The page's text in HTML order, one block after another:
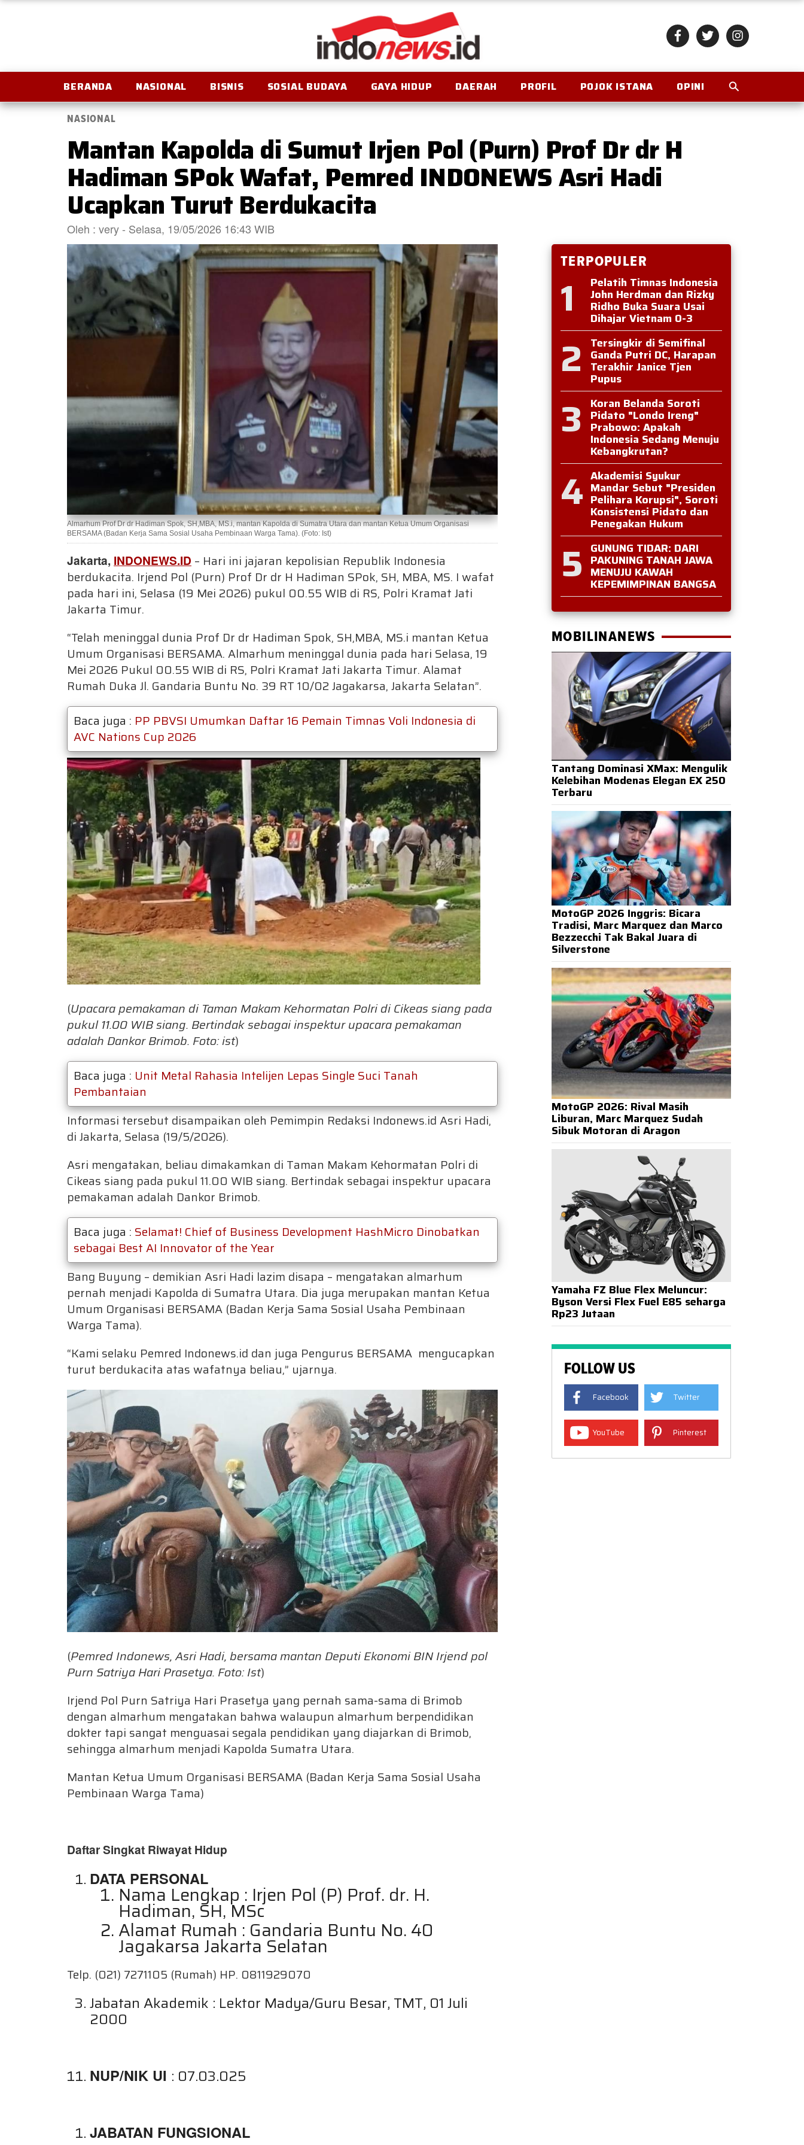
BERANDA NASIONAL BISNIS SOSIAL BUDAYA GAYA HIDUP DAERAH PROFIL POJOK ISTANA OPINI
NASIONAL
Mantan Kapolda di Sumut Irjen Pol (Purn) Prof Dr dr H
Hadiman SPok Wafat, Pemred INDONEWS Asri Hadi
Ucapkan Turut Berdukacita
Oleh : very - Selasa, 19/05/2026 16:43 WIB
Almarhum Prof Dr dr Hadiman Spok, SH,MBA, MS.i, mantan Kapolda di Sumatra Utara dan mantan Ketua Umum Organisasi
BERSAMA (Badan Kerja Sama Sosial Usaha Pembinaan Warga Tama). (Foto: Ist)
Jakarta, INDONEWS.ID – Hari ini jajaran kepolisian Republik Indonesia
berdukacita. Irjend Pol (Purn) Prof Dr dr H Hadiman SPok, SH, MBA, MS. I wafat
pada hari ini, Selasa (19 Mei 2026) pukul 00.55 WIB di RS, Polri Kramat Jati
Jakarta Timur.
“Telah meninggal dunia Prof Dr dr Hadiman Spok, SH,MBA, MS.i mantan Ketua
Umum Organisasi BERSAMA. Almarhum meninggal dunia pada hari Selasa, 19
Mei 2026 Pukul 00.55 WIB di RS, Polri Kramat Jati Jakarta Timur. Alamat
Rumah Duka Jl. Gandaria Buntu No. 39 RT 10/02 Jagakarsa, Jakarta Selatan”.
Baca juga : PP PBVSI Umumkan Daftar 16 Pemain Timnas Voli Indonesia di
AVC Nations Cup 2026
(Upacara pemakaman di Taman Makam Kehormatan Polri di Cikeas siang pada
pukul 11.00 WIB siang. Bertindak sebagai inspektur upacara pemakaman
adalah Dankor Brimob. Foto: ist)
Baca juga : Unit Metal Rahasia Intelijen Lepas Single Suci Tanah
Pembantaian
Informasi tersebut disampaikan oleh Pemimpin Redaksi Indonews.id Asri Hadi,
di Jakarta, Selasa (19/5/2026).
Asri mengatakan, beliau dimakamkan di Taman Makam Kehormatan Polri di
Cikeas siang pada pukul 11.00 WIB siang. Bertindak sebagai inspektur upacara
pemakaman adalah Dankor Brimob.
Baca juga : Selamat! Chief of Business Development HashMicro Dinobatkan
sebagai Best AI Innovator of the Year
Bang Buyung – demikian Asri Hadi lazim disapa – mengatakan almarhum
pernah menjadi Kapolda di Sumatra Utara. Dia juga merupakan mantan Ketua
Umum Organisasi BERSAMA (Badan Kerja Sama Sosial Usaha Pembinaan
Warga Tama).
“Kami selaku Pemred Indonews.id dan juga Pengurus BERSAMA mengucapkan
turut berdukacita atas wafatnya beliau,” ujarnya.
(Pemred Indonews, Asri Hadi, bersama mantan Deputi Ekonomi BIN Irjend pol
Purn Satriya Hari Prasetya. Foto: Ist)
Irjend Pol Purn Satriya Hari Prasetya yang pernah sama-sama di Brimob
dengan almarhum mengatakan bahwa walaupun almarhum berpendidikan
dokter tapi sangat menguasai segala pendidikan yang diajarkan di Brimob,
sehingga almarhum menjadi Kapolda Sumatra Utara.
Mantan Ketua Umum Organisasi BERSAMA (Badan Kerja Sama Sosial Usaha
Pembinaan Warga Tama)
Daftar Singkat Riwayat Hidup
DATA PERSONAL
Nama Lengkap : Irjen Pol (P) Prof. dr. H.
Hadiman, SH, MSc
Alamat Rumah : Gandaria Buntu No. 40
Jagakarsa Jakarta Selatan
Telp. (021) 7271105 (Rumah) HP. 0811929070
Jabatan Akademik : Lektor Madya/Guru Besar, TMT, 01 Juli
2000
NUP/NIK UI : 07.03.025
JABATAN FUNGSIONAL
TERPOPULER
1 Pelatih Timnas Indonesia
John Herdman dan Rizky
Ridho Buka Suara Usai
Dihajar Vietnam 0-3
2 Tersingkir di Semifinal
Ganda Putri DC, Harapan
Terakhir Janice Tjen
Pupus
3 Koran Belanda Soroti
Pidato "Londo Ireng"
Prabowo: Apakah
Indonesia Sedang Menuju
Kebangkrutan?
4 Akademisi Syukur
Mandar Sebut "Presiden
Pelihara Korupsi", Soroti
Konsistensi Pidato dan
Penegakan Hukum
5 GUNUNG TIDAR: DARI
PAKUNING TANAH JAWA
MENUJU KAWAH
KEPEMIMPINAN BANGSA
MOBILINANEWS
Tantang Dominasi XMax: Mengulik
Kelebihan Modenas Elegan EX 250
Terbaru
MotoGP 2026 Inggris: Bicara
Tradisi, Marc Marquez dan Marco
Bezzecchi Tak Bakal Juara di
Silverstone
MotoGP 2026: Rival Masih
Liburan, Marc Marquez Sudah
Sibuk Motoran di Aragon
Yamaha FZ Blue Flex Meluncur:
Byson Versi Flex Fuel E85 seharga
Rp23 Jutaan
FOLLOW US
Facebook Twitter
YouTube Pinterest